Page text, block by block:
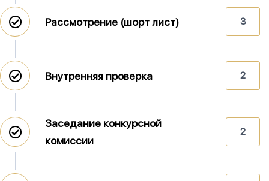
Рассмотрение (шорт лист) 3
Внутренняя проверка 2
Заседание конкурсной
комиссии
2